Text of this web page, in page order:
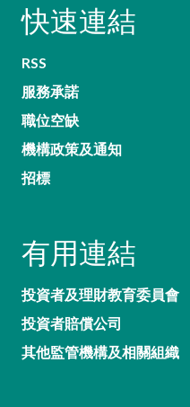
快速連結
RSS
服務承諾
職位空缺
機構政策及通知
招標
有用連結
投資者及理財教育委員會
投資者賠償公司
其他監管機構及相關組織